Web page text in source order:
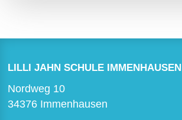
LILLI JAHN SCHULE IMMENHAUSEN
Nordweg 10
34376 Immenhausen